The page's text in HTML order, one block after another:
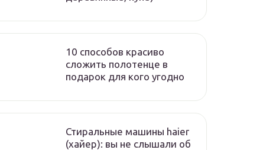
10 способов красиво
сложить полотенце в
подарок для кого угодно
Стиральные машины haier
(хайер): вы не слышали об